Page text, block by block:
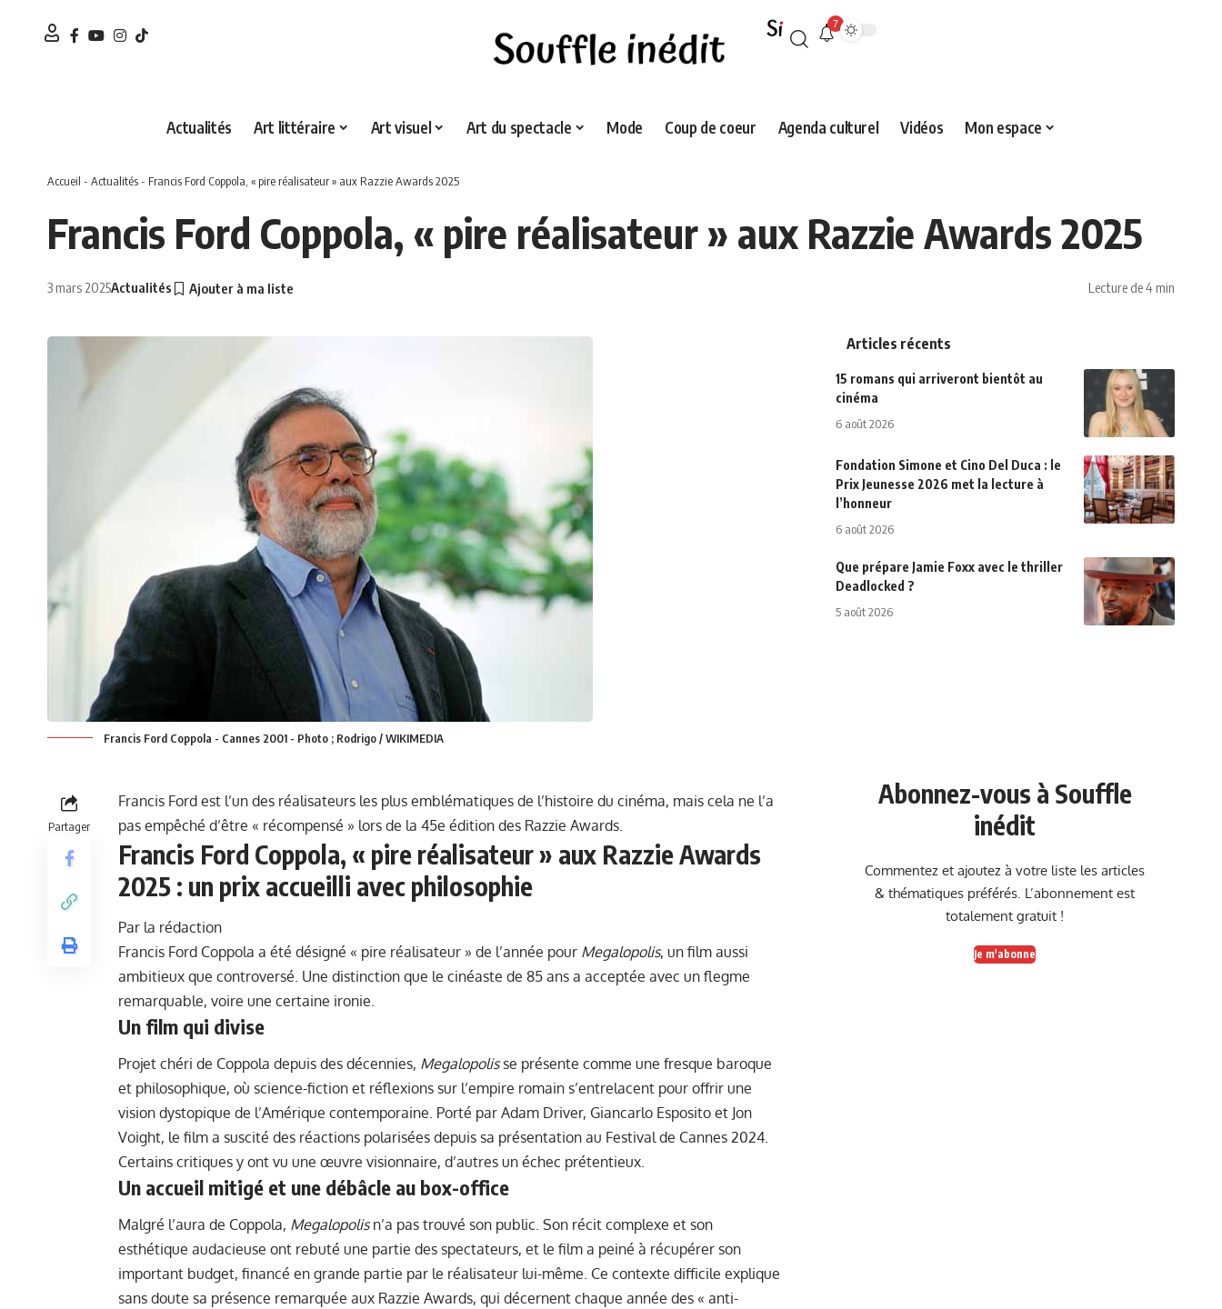
7
Actualités Art littéraire Art visuel Art du spectacle Mode Coup de coeur Agenda culturel Vidéos Mon espace
Accueil - Actualités- Francis Ford Coppola, « pire réalisateur » aux Razzie Awards 2025
Francis Ford Coppola, « pire réalisateur » aux Razzie Awards 2025
3 mars 2025Actualités Lecture de 4 min
Francis Ford Coppola - Cannes 2001 - Photo ; Rodrigo / WIKIMEDIA
Partager
Francis Ford est l’un des réalisateurs les plus emblématiques de l’histoire du cinéma, mais cela ne l’a
pas empêché d’être « récompensé » lors de la 45e édition des Razzie Awards.
Francis Ford Coppola, « pire réalisateur » aux Razzie Awards
2025 : un prix accueilli avec philosophie
Par la rédaction
Francis Ford Coppola a été désigné « pire réalisateur » de l’année pour Megalopolis, un film aussi
ambitieux que controversé. Une distinction que le cinéaste de 85 ans a acceptée avec un flegme
remarquable, voire une certaine ironie.
Un film qui divise
Projet chéri de Coppola depuis des décennies, Megalopolisse présente comme une fresque baroque
et philosophique, où science-fiction et réflexions sur l’empire romain s’entrelacent pour offrir une
vision dystopique de l’Amérique contemporaine. Porté par Adam Driver, Giancarlo Esposito et Jon
Voight, le film a suscité des réactions polarisées depuis sa présentation au Festival de Cannes 2024.
Certains critiques y ont vu une œuvre visionnaire, d’autres un échec prétentieux.
Un accueil mitigé et une débâcle au box-office
Malgré l’aura de Coppola, Megalopolisn’a pas trouvé son public. Son récit complexe et son
esthétique audacieuse ont rebuté une partie des spectateurs, et le film a peiné à récupérer son
important budget, financé en grande partie par le réalisateur lui-même. Ce contexte difficile explique
sans doute sa présence remarquée aux Razzie Awards, qui décernent chaque année des « anti-
Articles récents
15 romans qui arriveront bientôt au
cinéma
6 août 2026
Fondation Simone et Cino Del Duca : le
Prix Jeunesse 2026 met la lecture à
l’honneur
6 août 2026
Que prépare Jamie Foxx avec le thriller
Deadlocked ?
5 août 2026
Abonnez-vous à Souffle
inédit
Commentez et ajoutez à votre liste les articles
& thématiques préférés. L’abonnement est
totalement gratuit !
Je m'abonne